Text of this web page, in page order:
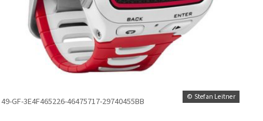
© Stefan Leitner
49-GF-3E4F465226-46475717-29740455BB